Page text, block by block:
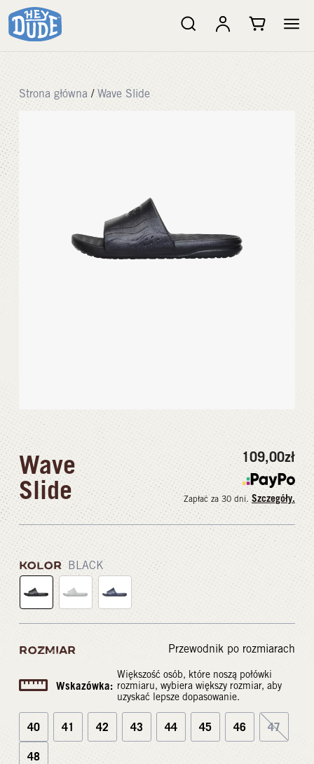
Strona główna / Wave Slide
Wave
Slide
109,00zł
Zapłać za 30 dni.Szczegóły.
KOLOR BLACK
ROZMIAR Przewodnik po rozmiarach
Wskazówka:
Większość osób, które noszą połówki
rozmiaru, wybiera większy rozmiar, aby
uzyskać lepsze dopasowanie.
40 41 42 43 44 45 46 47
48